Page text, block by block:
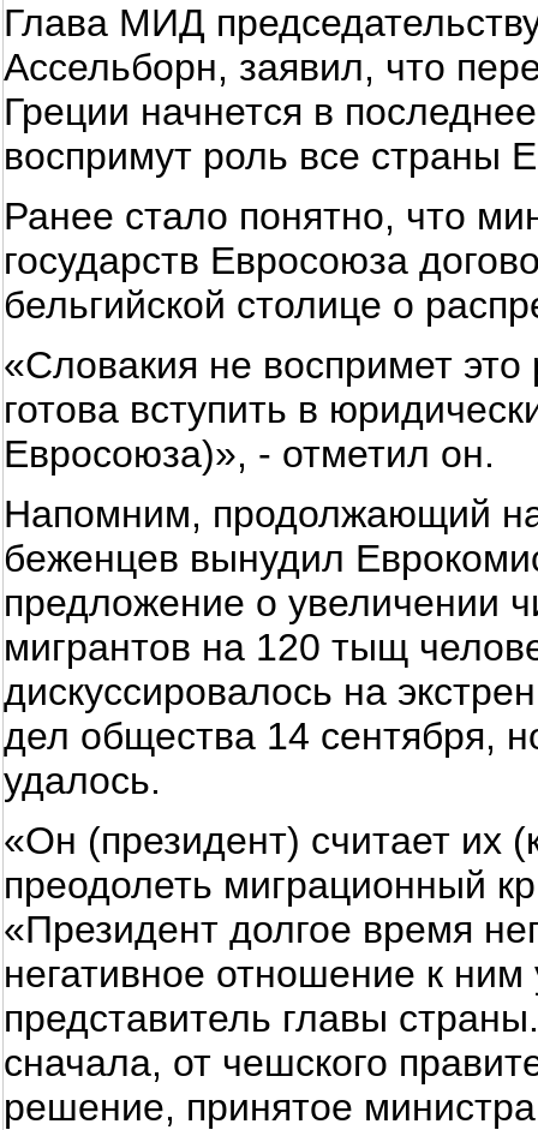
Глава МИД
Ассельборн, заявил, что
Греции начнется в
воспримут роль все страны
Ранее стало понятно, что
государств Евросоюза
бельгийской столице о
«Словакия не воспримет
готова вступить в
Евросоюза)», - отметил он.
Напомним, продолжающий
беженцев вынудил
предложение о увеличении
мигрантов на 120 тыщ
дискуссировалось на
дел общества 14 сентября,
удалось.
«Он (президент) считает их
преодолеть миграционный
«Президент долгое время
негативное отношение к
представитель главы
сначала, от чешского
решение, принятое